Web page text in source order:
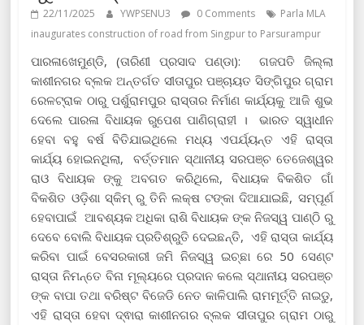
22/11/2025 YWPSENU3 0 Comments
Parla MLA
inaugurates construction of road from Singpur to Parsurampur
ପାରଳାଖେମୁଣ୍ଡି, (ତାରିଣୀ ପ୍ରସାଦ ପଣ୍ଡା): ଗଜପତି ଜିଲ୍ଲା
କାଶୀନଗର ବ୍ଲକ ଅନ୍ତର୍ଗତ ସୀତାପୁର ପଞ୍ଚାୟତ ସିଙ୍ଗିପୁର ଗ୍ରାମ
ରେଳଟ୍ରାକ ଠାରୁ ପର୍ଶୁରାମପୁର ରାସ୍ତାର ନିର୍ମାଣ କାର୍ଯ୍ୟକୁ ଆଜି ଶୁଭ
ଦେଲେ ପାରଳା ବିଧାୟକ ରୁପେଶ ପାଣିଗ୍ରାହୀ । ଭାରତ ସ୍ୱାଧୀନ
ହେବା ବହୁ ବର୍ଷ ବିତିଯାଇଥିଲେ ମଧ୍ୟ ଏପର୍ଯ୍ୟନ୍ତ ଏହି ରାସ୍ତା
କାର୍ଯ୍ୟ ହୋଇନଥିଲା, ବର୍ତ୍ତମାନ ସ୍ଥାନୀୟ ସରପଞ୍ଚ ତେଜେଶ୍ୱର
ରାଓ ବିଧାୟକ ଙ୍କୁ ଅବଗତ କରିଥିଲେ, ବିଧାୟକ ବିକଶିତ ଗାଁ
ବିକଶିତ ଓଡ଼ିଶା ସ୍କିମ୍ ରୁ ତିନି ଲକ୍ଷ ଟଙ୍କା ଦିଆଯାଇଛି, ସମ୍ପୂର୍ଣ
ହେବାପାଇଁ ଆବଶ୍ୟକ ଅଧିକା ରାଶି ବିଧାୟକ ଙ୍କ ନିଜସ୍ୱ ପାଣ୍ଠି ରୁ
ଦେବେ ବୋଲି ବିଧାୟକ ପ୍ରତିଶ୍ରୁତି ଦେଇଛନ୍ତି, ଏହି ରାସ୍ତା କାର୍ଯ୍ୟ
କରିବା ପାଇଁ ବେସରକାରୀ ଜମି ନିଜସ୍ୱ ଇଚ୍ଛା ରେ 50 ସେଣ୍ଟ
ରାସ୍ତା ନିମନ୍ତେ ବିନା ମୂଲ୍ୟରେ ପ୍ରଦାନ କଲେ ସ୍ଥାନୀୟ ସରପଞ୍ଚ
ଙ୍କ ବାପା ତଥା ବରିଷ୍ଟ ବିଜେଡି ନେତ କାଳିପାଲି ରାମମୂର୍ତ୍ତି ନାଇଡୁ,
ଏହି ରାସ୍ତା ହେବା ଦ୍ଵାରା କାଶୀନଗର ବ୍ଲକ ସୀତାପୁର ଗ୍ରାମ ଠାରୁ